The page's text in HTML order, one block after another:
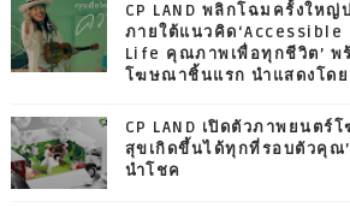
CP LAND พลิกโฉมครั้งใหญ่
ภายใต้แนวคิด
Life คุณภาพเพื่อทุกชีวิต’ พ
โฆษณาชิ้นแรก นำแสดงโดย
CP LAND เปิดตัวภาพยนต
สุขเกิดขึ้นได้ทุกที่รอบตัวคุณ
นำโชค